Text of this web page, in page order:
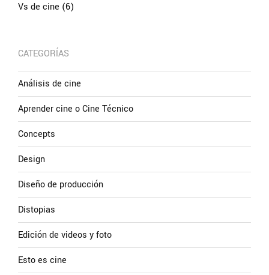
Vs de cine (6)
CATEGORÍAS
Análisis de cine
Aprender cine o Cine Técnico
Concepts
Design
Diseño de producción
Distopias
Edición de videos y foto
Esto es cine